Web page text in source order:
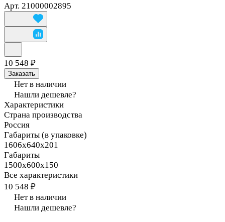
Арт. 21000002895
10 548 ₽
Заказать
Нет в наличии
Нашли дешевле?
Характеристики
Страна производства
Россия
Габариты (в упаковке)
1606х640х201
Габариты
1500х600х150
Все характеристики
10 548 ₽
Нет в наличии
Нашли дешевле?